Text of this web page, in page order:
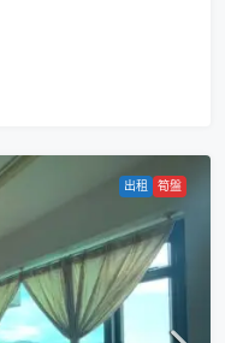
出租 筍盤